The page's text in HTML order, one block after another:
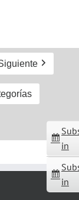
in
in